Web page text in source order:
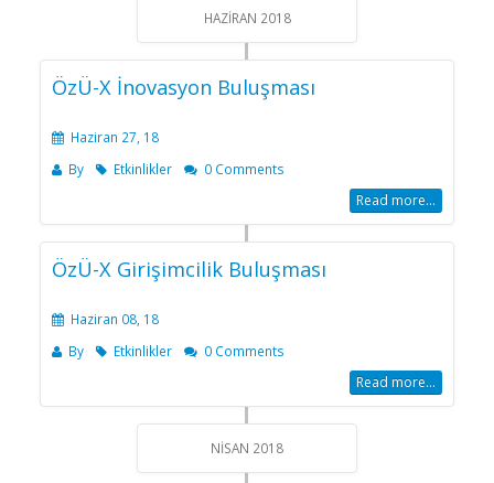
HAZIRAN 2018
ÖzÜ-X İnovasyon Buluşması
Haziran 27, 18
By
Etkinlikler 0 Comments
Read more...
ÖzÜ-X Girişimcilik Buluşması
Haziran 08, 18
By
Etkinlikler 0 Comments
Read more...
NISAN 2018